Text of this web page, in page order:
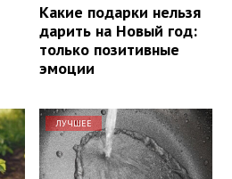
Какие подарки нельзя
дарить на Новый год:
только позитивные
эмоции
ЛУЧШЕЕ